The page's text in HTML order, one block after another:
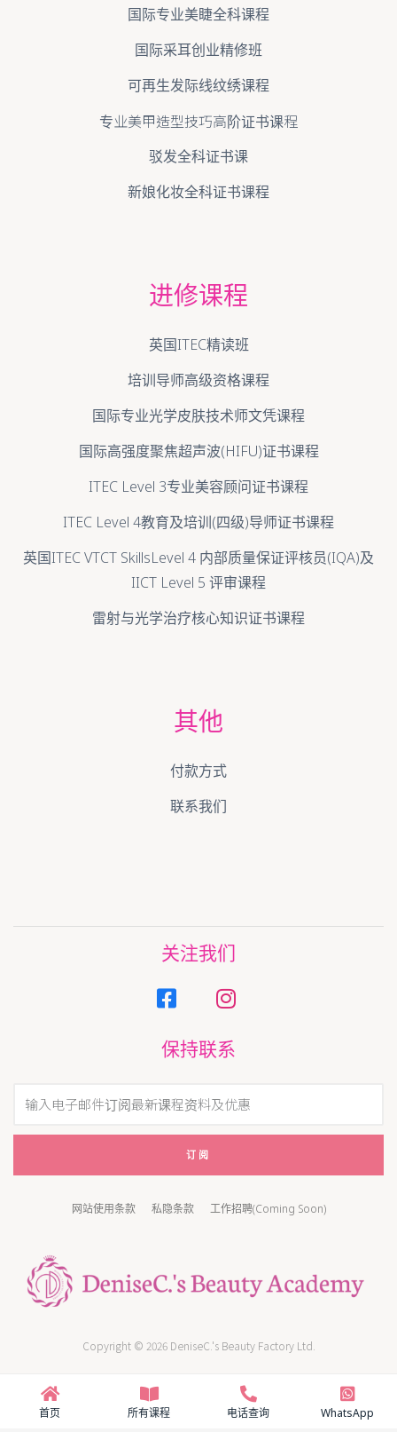
国际专业美睫全科课程
国际采耳创业精修班
可再生发际线纹绣课程
专业美甲造型技巧高阶证书课程
驳发全科证书课
新娘化妆全科证书课程
进修课程
英国ITEC精读班
培训导师高级资格课程
国际专业光学皮肤技术师文凭课程
国际高强度聚焦超声波(HIFU)证书课程
ITEC Level 3专业美容顾问证书课程
ITEC Level 4教育及培训(四级)导师证书课程
英国ITEC VTCT SkillsLevel 4 内部质量保证评核员(IQA)及
IICT Level 5 评审课程
雷射与光学治疗核心知识证书课程
其他
付款方式
联系我们
关注我们
保持联系
订阅
Copyright © 2026 DeniseC.'s Beauty Factory Ltd.
网站使用条款 私隐条款 工作招聘(Coming Soon)
首页 所有课程 电话查询 WhatsApp